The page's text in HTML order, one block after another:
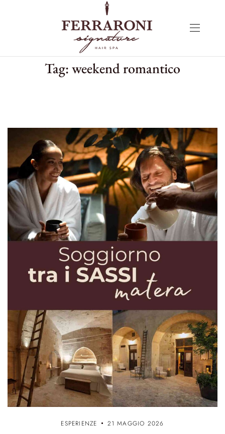
Tag:weekend romantico
ESPERIENZE 21 MAGGIO 2026